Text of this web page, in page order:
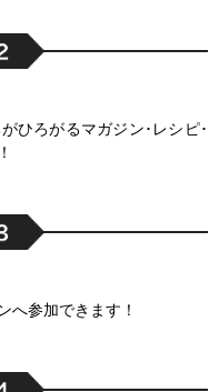
ひろがるマガジン･レシピ･
へ参加できます！